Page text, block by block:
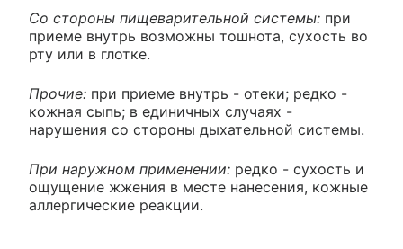
Со стороны пищеварительной системы: при
приеме внутрь возможны тошнота, сухость во
рту или в глотке.
Прочие: при приеме внутрь - отеки; редко -
кожная сыпь; в единичных случаях -
нарушения со стороны дыхательной системы.
При наружном применении: редко - сухость и
ощущение жжения в месте нанесения, кожные
аллергические реакции.